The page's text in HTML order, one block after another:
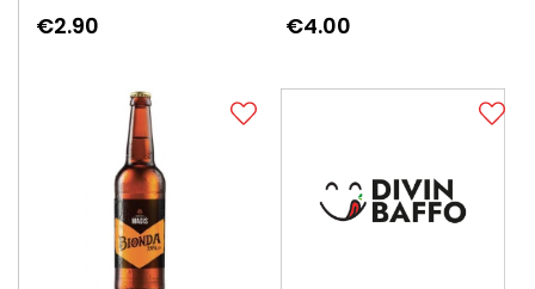
€2.90 €4.00